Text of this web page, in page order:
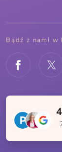
Bądź z nami w